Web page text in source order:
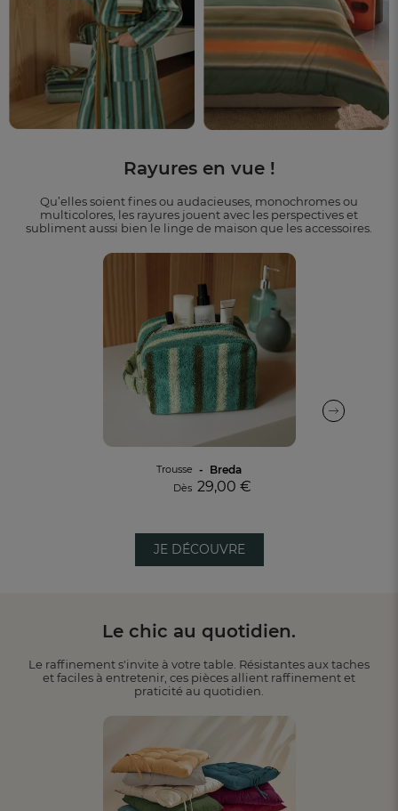
Rayures en vue !
Qu’elles soient fines ou audacieuses, monochromes ou
multicolores, les rayures jouent avec les perspectives et
subliment aussi bien le linge de maison que les accessoires.
Trousse Breda
Dès 29,00 €
JE DÉCOUVRE
Le chic au quotidien.
Le raffinement s'invite à votre table. Résistantes aux taches
et faciles à entretenir, ces pièces allient raffinement et
praticité au quotidien.